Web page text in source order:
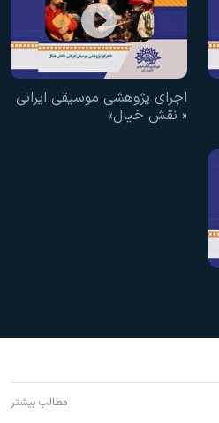
اجرای پژوهشی موسیقی ایرانی
« نقش خیال»
مطالب بیشتر